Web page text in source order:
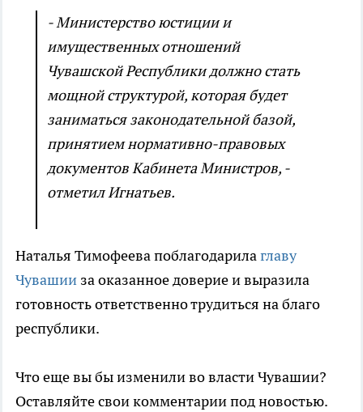
- Министерство юстиции и
имущественных отношений
Чувашской Республики должно стать
мощной структурой, которая будет
заниматься законодательной базой,
принятием нормативно-правовых
документов Кабинета Министров, -
отметил Игнатьев.
Наталья Тимофеева поблагодарилаглаву
Чувашии за оказанное доверие и выразила
готовность ответственно трудиться на благо
республики.
Что еще вы бы изменили во власти Чувашии?
Оставляйте свои комментарии под новостью.